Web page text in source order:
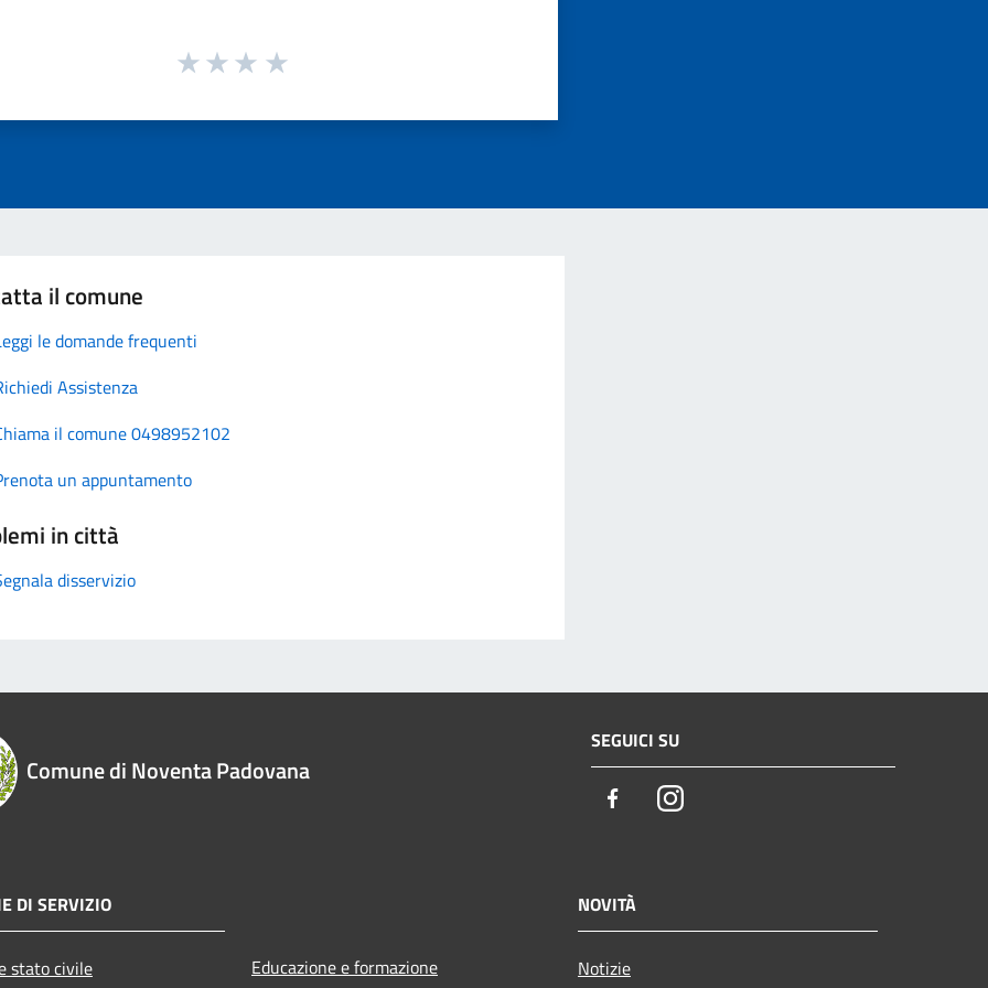
il comune
le domande frequenti
Assistenza
il comune 0498952102
un appuntamento
in città
disservizio
Comune di Noventa Padovana
SEGUICI SU
FacebookInstagram
DI SERVIZIO
stato civile Educazione e formazione
NOVITÀ
Notizie